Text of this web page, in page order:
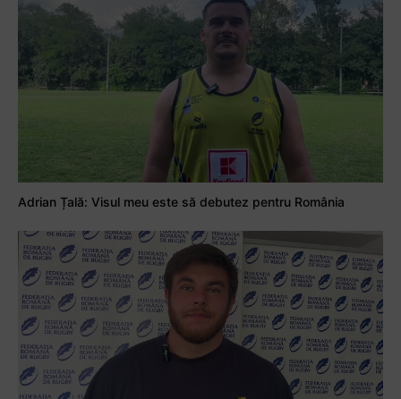
Adrian Țală: Visul meu este să debutez pentru România